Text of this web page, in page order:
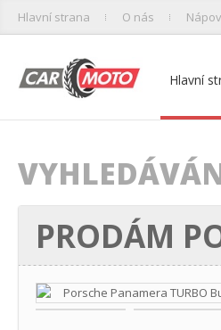
Hlavní strana O nás
Hlavní
PRODÁM